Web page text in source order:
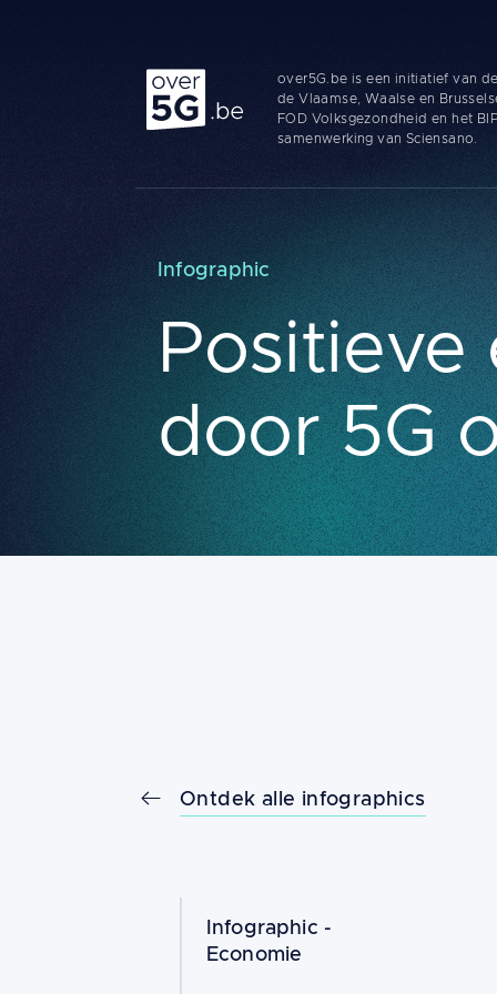
Over 5G
over5G.be is een initiatief van
de Vlaamse, Waalse en
FOD Volksgezondheid en het
samenwerking van Sciensano.
Infographic
Positieve
door 5G
Ontdek alle infographics
Infographic -
Economie